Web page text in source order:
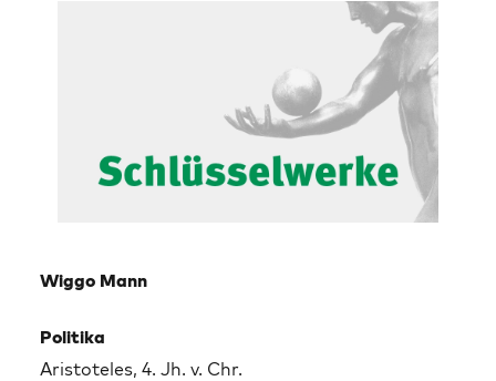
Wiggo Mann
Politika
Aristoteles, 4. Jh. v. Chr.